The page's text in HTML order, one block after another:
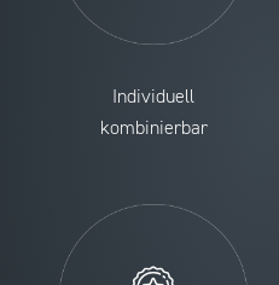
Individuell
kombinierbar